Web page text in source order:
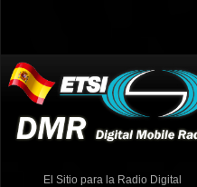
El Sitio para la Radio Digital